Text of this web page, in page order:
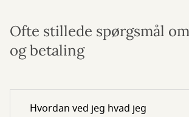
Ofte stillede spørgsmål
og betaling
Hvordan ved jeg hvad jeg